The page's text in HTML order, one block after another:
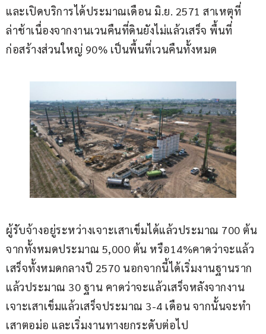
และเปิดบริการได้ประมาณเดือน มิ.ย. 2571 สาเหตุที่
ล่าช้าเนื่องจากงานเวนคืนที่ดินยังไม่แล้วเสร็จ พื้นที่
ก่อสร้างส่วนใหญ่ 90% เป็นพื้นที่เวนคืนทั้งหมด
ผู้รับจ้างอยู่ระหว่างเจาะเสาเข็มได้แล้วประมาณ 700 ต้น
จากทั้งหมดประมาณ 5,000 ต้น หรือ14%คาดว่าจะแล้ว
เสร็จทั้งหมดกลางปี 2570 นอกจากนี้ได้เริ่มงานฐานราก
แล้วประมาณ 30 ฐาน คาดว่าจะแล้วเสร็จหลังจากงาน
เจาะเสาเข็มแล้วเสร็จประมาณ 3-4 เดือน จากนั้นจะทำ
เสาตอม่อ และเริ่มงานทางยกระดับต่อไป